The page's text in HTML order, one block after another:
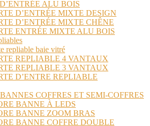
ALU BOIS
D’ENTRÉE MIXTE DESIGN
D’ENTRÉE MIXTE CHÊNE
ENTRÉE MIXTE ALU BOIS
repliable baie vitré
REPLIABLE 4 VANTAUX
REPLIABLE 3 VANTAUX
D’ENTRE REPLIABLE
COFFRES ET SEMI-COFFRES
BANNE À LEDS
BANNE ZOOM BRAS
BANNE COFFRE DOUBLE